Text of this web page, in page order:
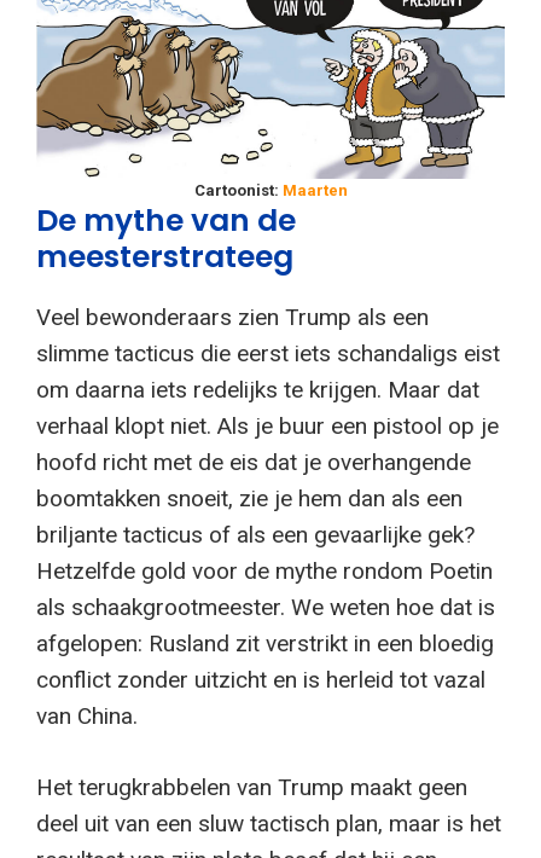
Cartoonist: Maarten
De mythe van de
meesterstrateeg
Veel bewonderaars zien Trump als een
slimme tacticus die eerst iets schandaligs eist
om daarna iets redelijks te krijgen. Maar dat
verhaal klopt niet. Als je buur een pistool op je
hoofd richt met de eis dat je overhangende
boomtakken snoeit, zie je hem dan als een
briljante tacticus of als een gevaarlijke gek?
Hetzelfde gold voor de mythe rondom Poetin
als schaakgrootmeester. We weten hoe dat is
afgelopen: Rusland zit verstrikt in een bloedig
conflict zonder uitzicht en is herleid tot vazal
van China.
Het terugkrabbelen van Trump maakt geen
deel uit van een sluw tactisch plan, maar is het